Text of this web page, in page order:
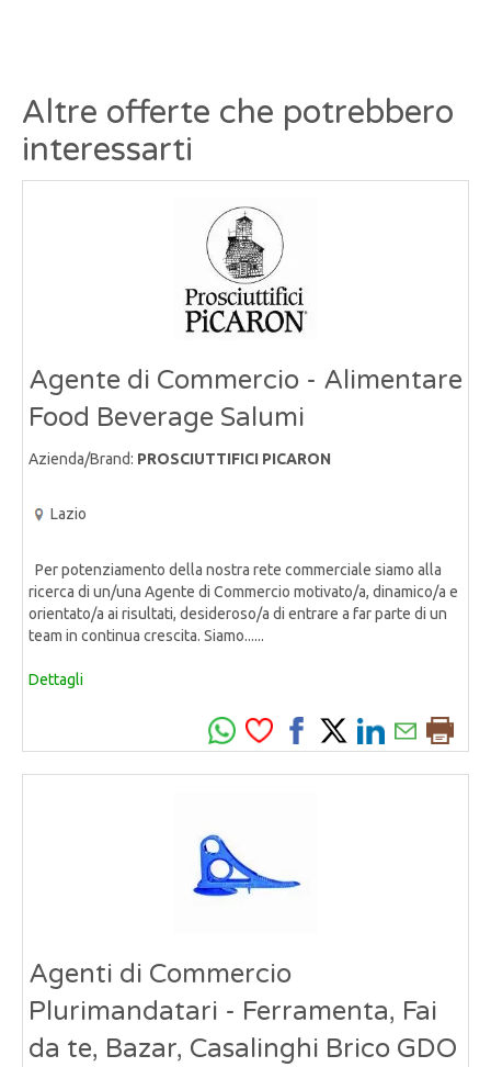
Altre offerte che potrebbero
interessarti
Agente di Commercio - Alimentare
Food Beverage Salumi
Azienda/Brand: PROSCIUTTIFICI PICARON
Lazio
Per potenziamento della nostra rete commerciale siamo alla
ricerca di un/una Agente di Commercio motivato/a, dinamico/a e
orientato/a ai risultati, desideroso/a di entrare a far parte di un
team in continua crescita. Siamo......
Dettagli
Agenti di Commercio
Plurimandatari - Ferramenta, Fai
da te, Bazar, Casalinghi Brico GDO